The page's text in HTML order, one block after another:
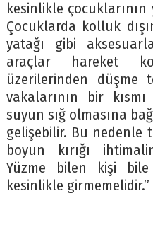
kesinlikle çocuklarının
Çocuklarda kolluk
yatağı gibi
araçlar hareket
üzerilerinden düşme
vakalarının bir
suyun sığ olmasına
gelişebilir. Bu nedenle
boyun kırığı
Yüzme bilen kişi
kesinlikle girmemelidir.”